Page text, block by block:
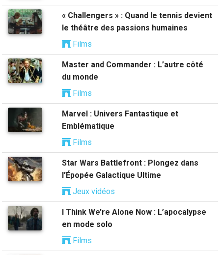
« Challengers » : Quand le tennis devient
le théâtre des passions humaines
Films
Master and Commander : L’autre côté
du monde
Films
Marvel : Univers Fantastique et
Emblématique
Films
Star Wars Battlefront : Plongez dans
l’Épopée Galactique Ultime
Jeux vidéos
I Think We’re Alone Now : L’apocalypse
en mode solo
Films